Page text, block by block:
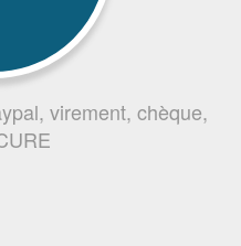
virement, chèque,